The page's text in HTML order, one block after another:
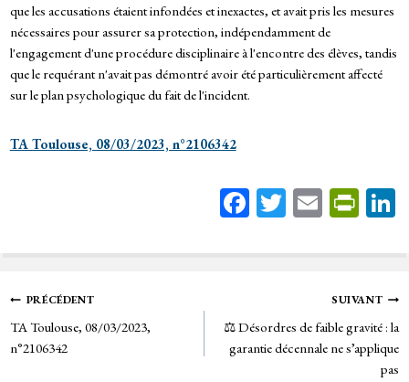
que les accusations étaient infondées et inexactes, et avait pris les mesures
nécessaires pour assurer sa protection, indépendamment de
l'engagement d'une procédure disciplinaire à l'encontre des élèves, tandis
que le requérant n'avait pas démontré avoir été particulièrement affecté
sur le plan psychologique du fait de l'incident.
TA Toulouse, 08/03/2023, n°2106342
Fa
bo
T
tt
E
ail
Pr
tF
rie
n
dl
Navigation
de
PRÉCÉDENT
TA Toulouse, 08/03/2023,
n°2106342
SUIVANT
⚖️ Désordres de faible gravité : la
garantie décennale ne s’applique
pas